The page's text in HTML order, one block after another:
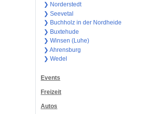
❯ Norderstedt
❯ Seevetal
❯ Buchholz in der Nordheide
❯ Buxtehude
❯ Winsen (Luhe)
❯ Ahrensburg
❯ Wedel
Events
Freizeit
Autos